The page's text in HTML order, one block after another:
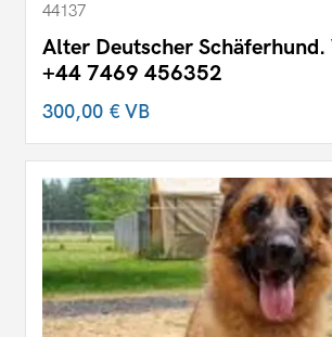
44137
Alter Deutscher Schäferhund.
+44 7469 456352
300,00 €VB